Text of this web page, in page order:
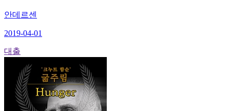
안데르센
2019-04-01
대출